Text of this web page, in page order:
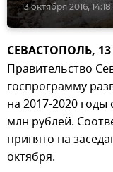
13 октября 2016, 14:18
СЕВАСТОПОЛЬ,
Правительство
госпрограмму
на 2017-2020
млн рублей.
принято на
октября.